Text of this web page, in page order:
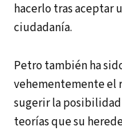
hacerlo tras aceptar
ciudadanía.
Petro también ha
vehementemente el
sugerir la posibilidad
teorías que su